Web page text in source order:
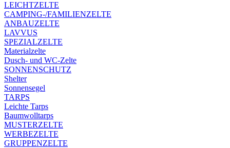
LEICHTZELTE
CAMPING-/FAMILIENZELTE
ANBAUZELTE
LAVVUS
SPEZIALZELTE
Materialzelte
Dusch- und WC-Zelte
SONNENSCHUTZ
Shelter
Sonnensegel
TARPS
Leichte Tarps
Baumwolltarps
MUSTERZELTE
WERBEZELTE
GRUPPENZELTE